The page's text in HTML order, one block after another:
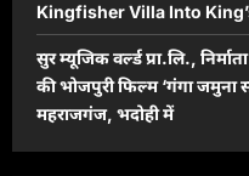
Kingfisher Villa Into
सुर म्यूजिक वर्ल्ड प्रा.लि.,
की भोजपुरी फिल्म ‘गंगा जमुना
महराजगंज, भदोही में